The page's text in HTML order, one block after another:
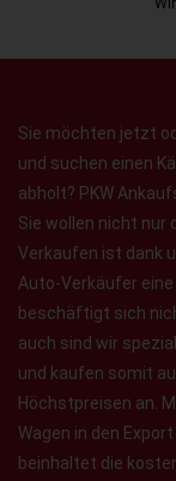
Sie möchten jetzt
und suchen einen
abholt? PKW
Sie wollen nicht nur
Verkaufen ist dank
Auto-Verkäufer
beschäftigt sich
auch sind wir
und kaufen somit
Höchstpreisen an.
Wagen in den
beinhaltet die